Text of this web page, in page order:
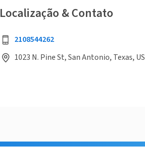
Localização & Contato
2108544262
1023 N. Pine St, San Antonio, Texas, US